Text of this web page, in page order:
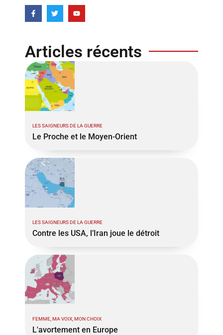
Articles récents
LES SAIGNEURS DE LA GUERRE
Le Proche et le Moyen-Orient
LES SAIGNEURS DE LA GUERRE
Contre les USA, l’Iran joue le détroit
FEMME, MA VOIX, MON CHOIX
L'avortement en Europe